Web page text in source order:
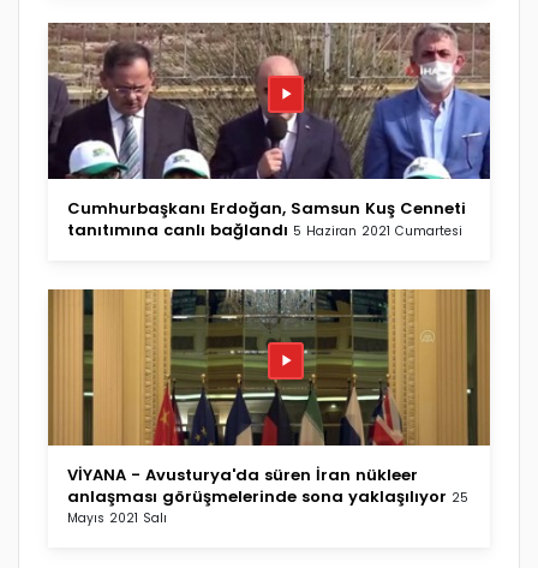
Cumhurbaşkanı Erdoğan, Samsun Kuş Cenneti
tanıtımına canlı bağlandı 5 Haziran 2021 Cumartesi
VİYANA - Avusturya'da süren İran nükleer
anlaşması görüşmelerinde sona yaklaşılıyor 25
Mayıs 2021 Salı